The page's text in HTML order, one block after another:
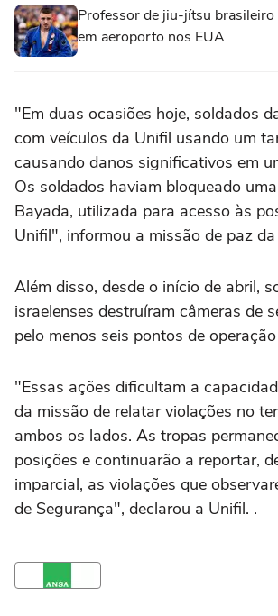
Professor de jiu-jítsu brasileiro
em aeroporto nos EUA
"Em duas ocasiões hoje, soldados
com veículos da Unifil usando um
causando danos significativos em
Os soldados haviam bloqueado
Bayada, utilizada para acesso às
Unifil", informou a missão de paz
Além disso, desde o início de abril,
israelenses destruíram câmeras de
pelo menos seis pontos de
"Essas ações dificultam a
da missão de relatar violações no
ambos os lados. As tropas
posições e continuarão a reportar,
imparcial, as violações que
de Segurança", declarou a Unifil. .